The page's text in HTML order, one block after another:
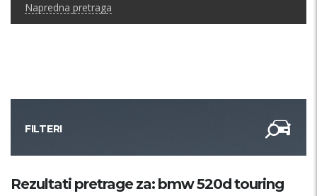
Napredna pretraga
FILTERI
Kategorija
Rezultati pretrage za: bmw 520d touring